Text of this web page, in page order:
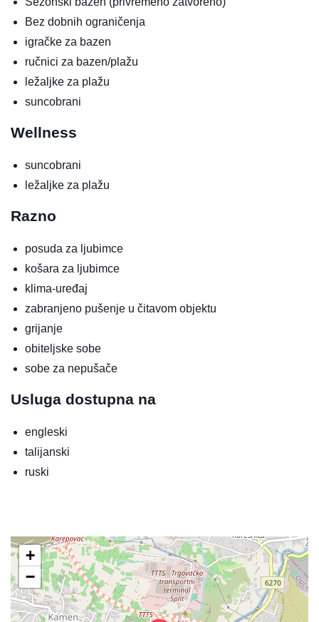
Bez dobnih ograničenja
igračke za bazen
ručnici za bazen/plažu
ležaljke za plažu
suncobrani
Wellness
suncobrani
ležaljke za plažu
Razno
posuda za ljubimce
košara za ljubimce
klima-uređaj
zabranjeno pušenje u čitavom objektu
grijanje
obiteljske sobe
sobe za nepušače
Usluga dostupna na
engleski
talijanski
ruski
+
−